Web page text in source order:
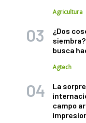
Agricultura
¿Dos
busca
Agtech
La
campo